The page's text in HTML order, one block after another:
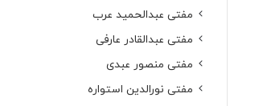
مفتی عبدالحمید عرب
مفتی عبدالقادر عارفی
مفتی منصور عبدی
مفتی نورالدین استواره